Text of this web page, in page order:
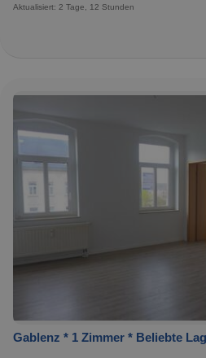
Aktualisiert: 2 Tage, 12 Stunden
Gablenz * 1 Zimmer * Beliebte